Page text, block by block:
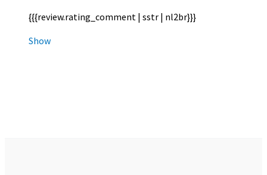
{{{review.rating_comment | sstr | nl2br}}}
Show